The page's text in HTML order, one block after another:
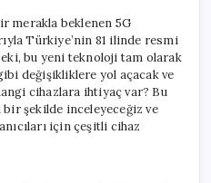
Süreci
ve
Cihaz
Önerileri
(2026)
için
merakla beklenen 5G
Türkiye’nin 81 ilinde resmi
bu yeni teknoloji tam olarak
değişikliklere yol açacak ve
cihazlara ihtiyaç var? Bu
bir şekilde inceleyeceğiz ve
için çeşitli cihaz